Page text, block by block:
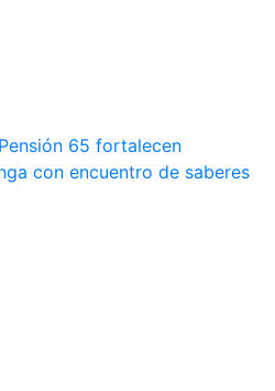
65 fortalecen
con encuentro de saberes